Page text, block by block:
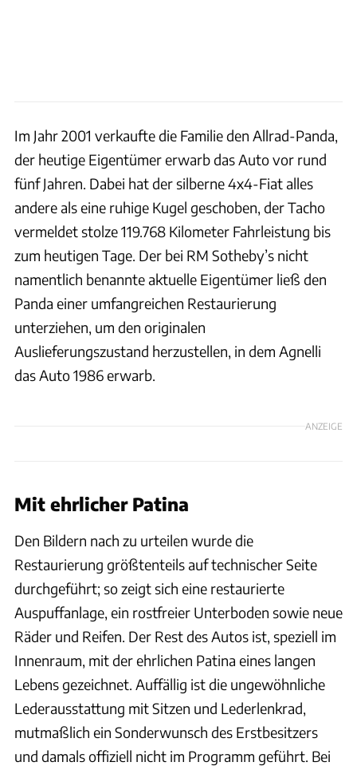
Im Jahr 2001 verkaufte die Familie den Allrad-Panda,
der heutige Eigentümer erwarb das Auto vor rund
fünf Jahren. Dabei hat der silberne 4x4-Fiat alles
andere als eine ruhige Kugel geschoben, der Tacho
vermeldet stolze 119.768 Kilometer Fahrleistung bis
zum heutigen Tage. Der bei RM Sotheby’s nicht
namentlich benannte aktuelle Eigentümer ließ den
Panda einer umfangreichen Restaurierung
unterziehen, um den originalen
Auslieferungszustand herzustellen, in dem Agnelli
das Auto 1986 erwarb.
ANZEIGE
Mit ehrlicher Patina
Den Bildern nach zu urteilen wurde die
Restaurierung größtenteils auf technischer Seite
durchgeführt; so zeigt sich eine restaurierte
Auspuffanlage, ein rostfreier Unterboden sowie neue
Räder und Reifen. Der Rest des Autos ist, speziell im
Innenraum, mit der ehrlichen Patina eines langen
Lebens gezeichnet. Auffällig ist die ungewöhnliche
Lederausstattung mit Sitzen und Lederlenkrad,
mutmaßlich ein Sonderwunsch des Erstbesitzers
und damals offiziell nicht im Programm geführt. Bei